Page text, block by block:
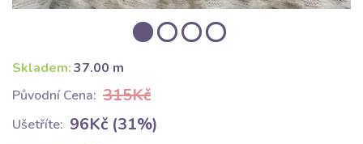
Skladem:37.00 m
Původní Cena: 315Kč
Ušetříte: 96Kč (31%)